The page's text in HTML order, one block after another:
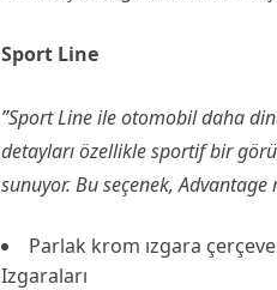
Sport Line
”Sport Line ile otomobil daha
detayları özellikle sportif bir
sunuyor. Bu seçenek, Advantage
Parlak krom ızgara
Izgaraları